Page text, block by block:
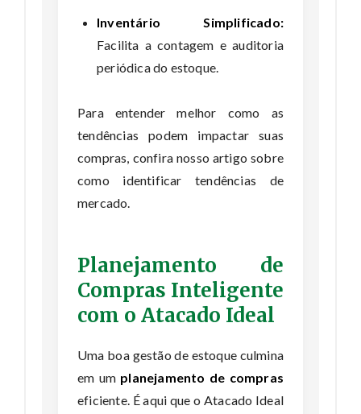
Inventário Simplificado:
Facilita a contagem e auditoria
periódica do estoque.
Para entender melhor como as
tendências podem impactar suas
compras, confira nosso artigo sobre
como identificar tendências de
mercado.
Planejamento de
Compras Inteligente
com o Atacado Ideal
Uma boa gestão de estoque culmina
em um planejamento de compras
eficiente. É aqui que o Atacado Ideal